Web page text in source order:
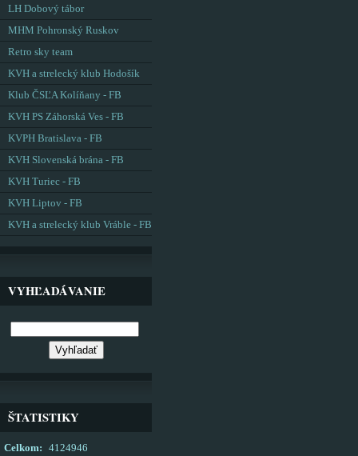
LH Dobový tábor
MHM Pohronský Ruskov
Retro sky team
KVH a strelecký klub Hodošík
Klub ČSĽA Kolíňany - FB
KVH PS Záhorská Ves - FB
KVPH Bratislava - FB
KVH Slovenská brána - FB
KVH Turiec - FB
KVH Liptov - FB
KVH a strelecký klub Vráble - FB
VYHĽADÁVANIE
ŠTATISTIKY
Celkom:
4124946